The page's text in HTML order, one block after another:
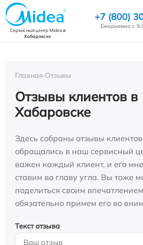
Сервисный центр Mideaв
Хабаровске
+7 (800)
Ежедневно с
Главная›Отзывы
Отзывы клиентов в
Хабаровске
Здесь собраны отзывы
обращались в наш сервисный
важен каждый клиент, и его
ставим во главу угла. Вы тоже
поделиться своим
обязательно примем его во
Текст отзыва